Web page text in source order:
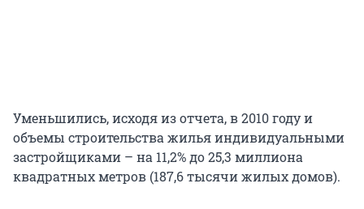
Уменьшились, исходя из отчета, в 2010 году и
объемы строительства жилья индивидуальными
застройщиками – на 11,2% до 25,3 миллиона
квадратных метров (187,6 тысячи жилых домов).